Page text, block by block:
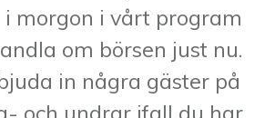
morgon i vårt program
om börsen just nu.
in några gäster på
och undrar ifall du har